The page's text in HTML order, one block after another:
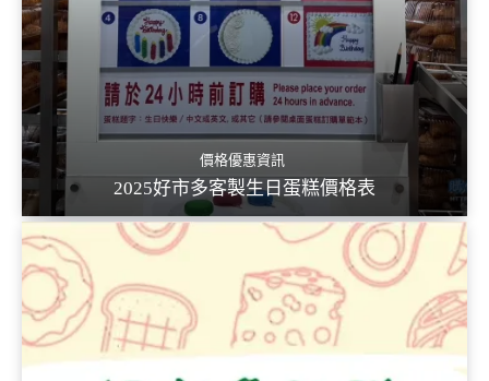
價格優惠資訊
2025好市多客製生日蛋糕價格表